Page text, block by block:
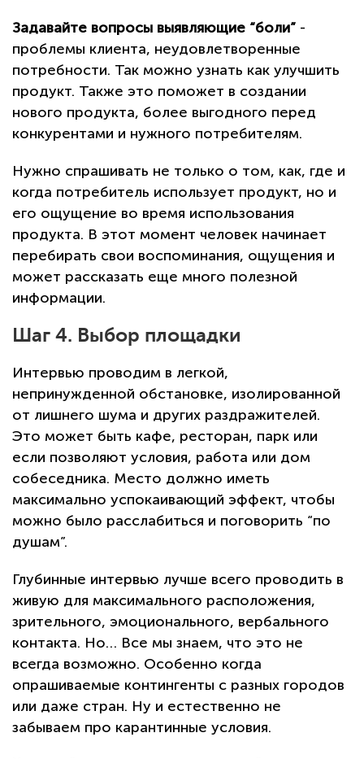
Задавайте вопросы выявляющие “боли” -
проблемы клиента, неудовлетворенные
потребности. Так можно узнать как улучшить
продукт. Также это поможет в создании
нового продукта, более выгодного перед
конкурентами и нужного потребителям.
Нужно спрашивать не только о том, как, где и
когда потребитель использует продукт, но и
его ощущение во время использования
продукта. В этот момент человек начинает
перебирать свои воспоминания, ощущения и
может рассказать еще много полезной
информации.
Шаг 4. Выбор площадки
Интервью проводим в легкой,
непринужденной обстановке, изолированной
от лишнего шума и других раздражителей.
Это может быть кафе, ресторан, парк или
если позволяют условия, работа или дом
собеседника. Место должно иметь
максимально успокаивающий эффект, чтобы
можно было расслабиться и поговорить “по
душам”.
Глубинные интервью лучше всего проводить в
живую для максимального расположения,
зрительного, эмоционального, вербального
контакта. Но… Все мы знаем, что это не
всегда возможно. Особенно когда
опрашиваемые контингенты с разных городов
или даже стран. Ну и естественно не
забываем про карантинные условия.